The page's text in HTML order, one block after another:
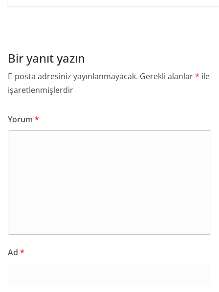
Bir yanıt yazın
E-posta adresiniz yayınlanmayacak. Gerekli alanlar* ile
işaretlenmişlerdir
Yorum *
Ad *